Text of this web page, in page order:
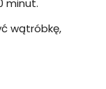
minut.
wątróbkę,